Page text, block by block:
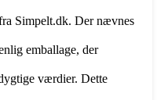
Simpelt.dk. Der nævnes
emballage, der
værdier. Dette